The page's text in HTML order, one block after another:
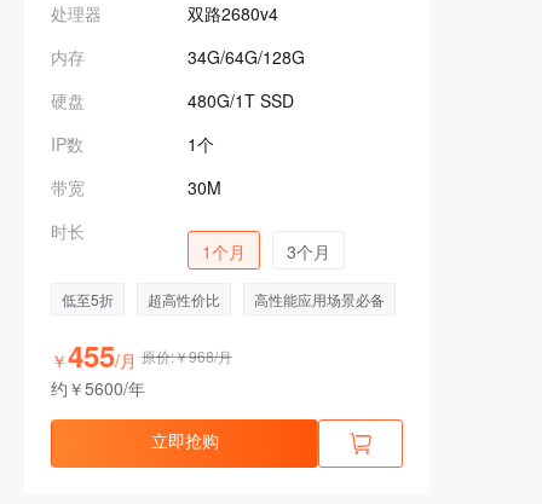
处理器
双路2680v4
内存
34G/64G/128G
硬盘
480G/1T SSD
IP数
1个
带宽
30M
时长
1个月
3个月
低至5折 超高性价比 高性能应用场景必备
￥455/月 原价:￥968/月
约￥5600/年
立即抢购